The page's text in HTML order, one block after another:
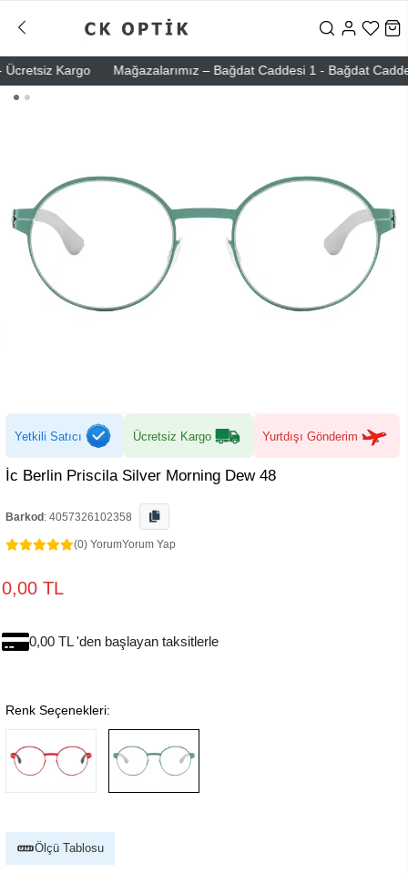
Kargo Mağazalarımız – Bağdat Caddesi 1 - Bağdat
Yetkili Satıcı Ücretsiz Kargo Yurtdışı Gönderim
İc Berlin Priscila Silver Morning Dew 48
Barkod : 4057326102358
(0) YorumYorum Yap
0,00 TL
0,00 TL 'den başlayan taksitlerle
Renk Seçenekleri:
Ölçü Tablosu